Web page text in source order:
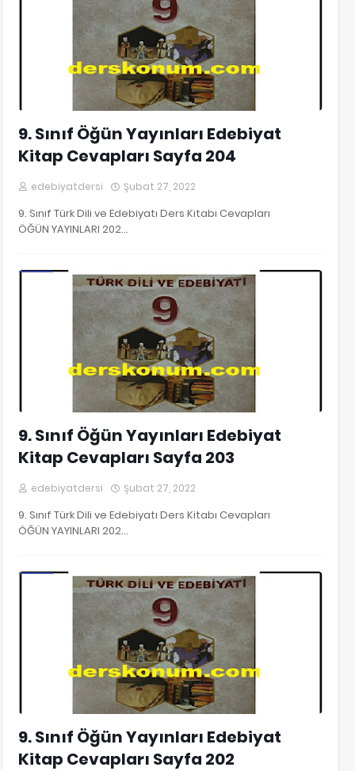
9. Sınıf Öğün Yayınları Edebiyat
Kitap Cevapları Sayfa 204
edebiyatdersi Şubat 27, 2022
9. Sınıf Türk Dili ve Edebiyatı Ders Kitabı Cevapları
ÖĞÜN YAYINLARI 202…
9. Sınıf Öğün Yayınları Edebiyat
Kitap Cevapları Sayfa 203
edebiyatdersi Şubat 27, 2022
9. Sınıf Türk Dili ve Edebiyatı Ders Kitabı Cevapları
ÖĞÜN YAYINLARI 202…
9. Sınıf Öğün Yayınları Edebiyat
Kitap Cevapları Sayfa 202